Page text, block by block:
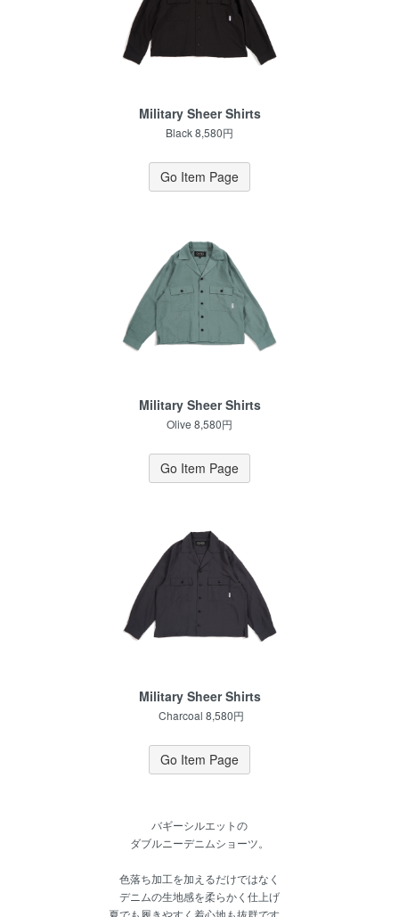
Military Sheer Shirts
Black 8,580円
Go Item Page
Military Sheer Shirts
Olive 8,580円
Go Item Page
Military Sheer Shirts
Charcoal 8,580円
Go Item Page
バギーシルエットの
ダブルニーデニムショーツ。
色落ち加工を加えるだけではなく
デニムの生地感を柔らかく仕上げ
夏でも履きやすく着心地も抜群です。